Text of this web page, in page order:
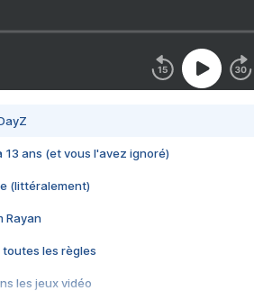
13 ans (et vous l'avez ignoré)
(littéralement)
Rayan
toutes les règles
les jeux vidéo